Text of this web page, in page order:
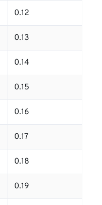
0.12
0.13
0.14
0.15
0.16
0.17
0.18
0.19